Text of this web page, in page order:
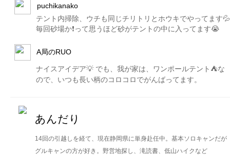
puchikanako
テント内掃除、ウチも同じチリトリとホウキでやってます💦
毎回砂場か❗️って思うほど砂がテントの中に入ってます😭
A局のRUO
ナイスアイデア💡 でも、我が家は、ワンポールテント⛺️な
ので、いつも長い柄のコロコロでがんばってます。
あんだり
14回の引越しを経て、現在静岡県に単身赴任中。基本ソロキャンだが
グルキャンの方が好き。野営地探し、滝読書、低山ハイクなど